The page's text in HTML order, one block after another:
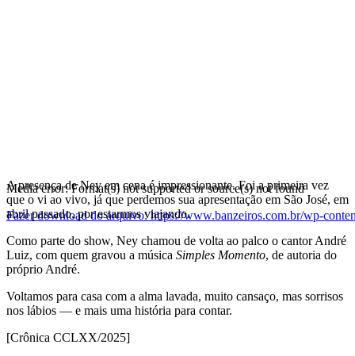
Media error: Format(s) not supported or source(s) not found
Fazer download do arquivo: https://www.banzeiros.com.br/wp-
00:00
A presença de Ney em cena é impressionante. Foi a primeira vez
que o vi ao vivo, já que perdemos sua apresentação em São José, em
abril passado, por estarmos viajando.
Como parte do show, Ney chamou de volta ao palco o cantor André
Luiz, com quem gravou a música Simples Momento, de autoria do
próprio André.
Voltamos para casa com a alma lavada, muito cansaço, mas sorrisos
nos lábios — e mais uma história para contar.
[Crônica CCLXX/2025]